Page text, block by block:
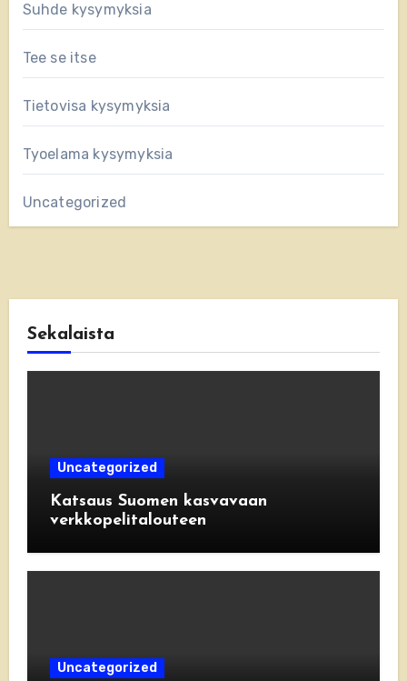
Suhde kysymyksia
Tee se itse
Tietovisa kysymyksia
Tyoelama kysymyksia
Uncategorized
Sekalaista
Uncategorized
Katsaus Suomen kasvavaan
verkkopelitalouteen
Uncategorized